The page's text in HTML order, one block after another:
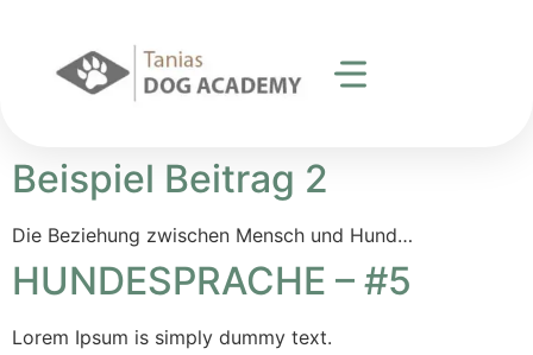
Beispiel Beitrag 2
Die Beziehung zwischen Mensch und Hund…
HUNDESPRACHE – #5
Lorem Ipsum is simply dummy text.